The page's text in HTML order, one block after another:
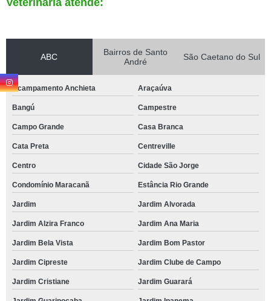
Veterinária atende:
ABC
Bairros de Santo
André
São Caetano do Sul
Acampamento Anchieta Araçaúva
Bangú Campestre
Campo Grande Casa Branca
Cata Preta Centreville
Centro Cidade São Jorge
Condomínio Maracanã Estância Rio Grande
Jardim Jardim Alvorada
Jardim Alzira Franco Jardim Ana Maria
Jardim Bela Vista Jardim Bom Pastor
Jardim Cipreste Jardim Clube de Campo
Jardim Cristiane Jardim Guarará